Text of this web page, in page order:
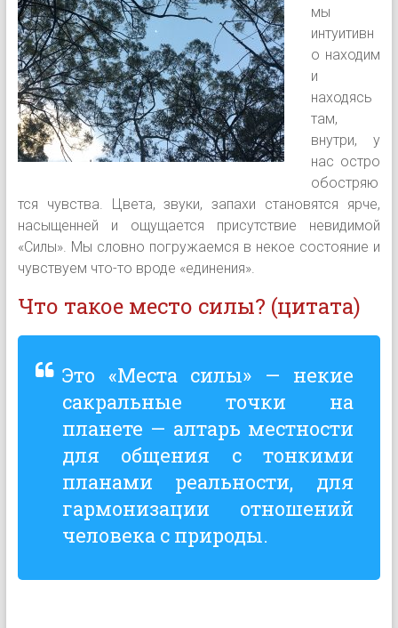
мы
интуитивн
о находим
и
находясь
там,
внутри, у
нас остро
обостряю
тся чувства. Цвета, звуки, запахи становятся ярче,
насыщенней и ощущается присутствие невидимой
«Силы». Мы словно погружаемся в некое состояние и
чувствуем что-то вроде «единения».
Что такое место силы? (цитата)
Это «Места силы» — некие
сакральные точки на
планете — алтарь местности
для общения с тонкими
планами реальности, для
гармонизации отношений
человека с природы.